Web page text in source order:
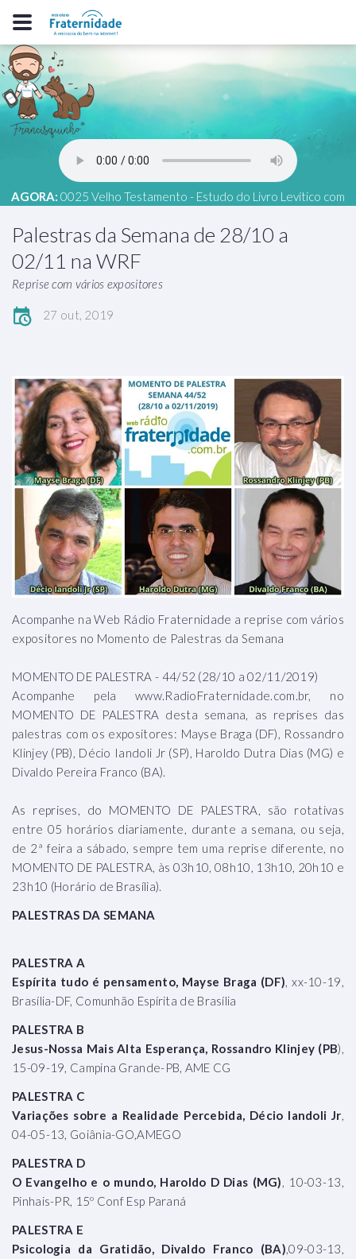
AGORA: 0025 Velho Testamento - Estudo do Livro Levítico com
Palestras da Semana de 28/10 a
02/11 na WRF
Reprise com vários expositores
27 out, 2019
Acompanhe na Web Rádio Fraternidade a reprise com vários
expositores no Momento de Palestras da Semana
MOMENTO DE PALESTRA - 44/52 (28/10 a 02/11/2019)
Acompanhe pela www.RadioFraternidade.com.br, no
MOMENTO DE PALESTRA desta semana, as reprises das
palestras com os expositores: Mayse Braga (DF), Rossandro
Klinjey (PB), Décio Iandoli Jr (SP), Haroldo Dutra Dias (MG) e
Divaldo Pereira Franco (BA).
As reprises, do MOMENTO DE PALESTRA, são rotativas
entre 05 horários diariamente, durante a semana, ou seja,
de 2ª feira a sábado, sempre tem uma reprise diferente, no
MOMENTO DE PALESTRA, às 03h10, 08h10, 13h10, 20h10 e
23h10 (Horário de Brasília).
PALESTRAS DA SEMANA
PALESTRA A
Espírita tudo é pensamento, Mayse Braga (DF), xx-10-19,
Brasília-DF, Comunhão Espírita de Brasília
PALESTRA B
Jesus-Nossa Mais Alta Esperança, Rossandro Klinjey (PB),
15-09-19, Campina Grande-PB, AME CG
PALESTRA C
Variações sobre a Realidade Percebida, Décio Iandoli Jr,
04-05-13, Goiânia-GO,AMEGO
PALESTRA D
O Evangelho e o mundo, Haroldo D Dias (MG), 10-03-13,
Pinhais-PR, 15º Conf Esp Paraná
PALESTRA E
Psicologia da Gratidão, Divaldo Franco (BA),09-03-13,